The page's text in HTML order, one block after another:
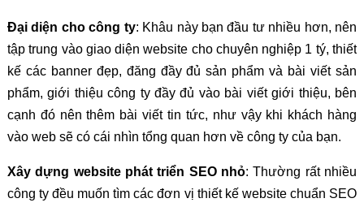
Đại diện cho công ty: Khâu này bạn đầu tư nhiều hơn, nên
tập trung vào giao diện website cho chuyên nghiệp 1 tý, thiết
kế các banner đẹp, đăng đầy đủ sản phẩm và bài viết sản
phẩm, giới thiệu công ty đầy đủ vào bài viết giới thiệu, bên
cạnh đó nên thêm bài viết tin tức, như vậy khi khách hàng
vào web sẽ có cái nhìn tổng quan hơn về công ty của bạn.
Xây dựng website phát triển SEO nhỏ: Thường rất nhiều
công ty đều muốn tìm các đơn vị thiết kế website chuẩn SEO